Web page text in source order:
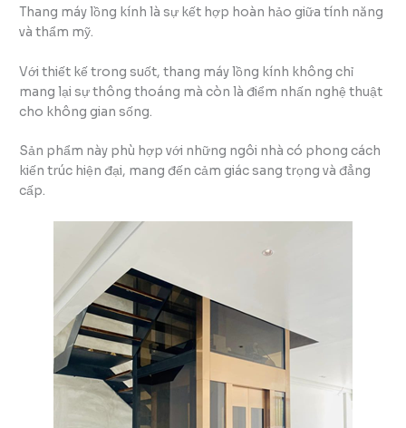
Thang máy lồng kính là sự kết hợp hoàn hảo giữa tính năng
và thẩm mỹ.
Với thiết kế trong suốt, thang máy lồng kính không chỉ
mang lại sự thông thoáng mà còn là điểm nhấn nghệ thuật
cho không gian sống.
Sản phẩm này phù hợp với những ngôi nhà có phong cách
kiến trúc hiện đại, mang đến cảm giác sang trọng và đẳng
cấp.